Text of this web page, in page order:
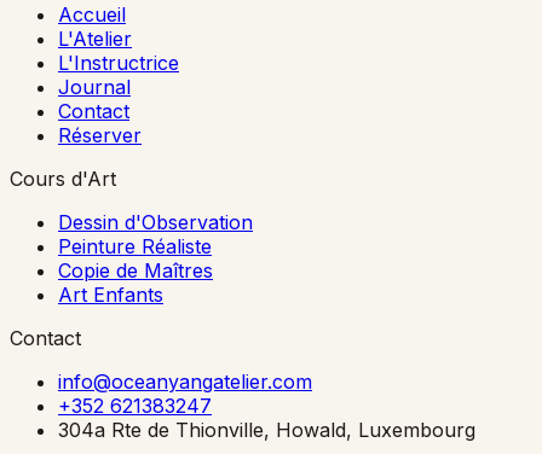
Accueil
L'Atelier
L'Instructrice
Journal
Contact
Réserver
Cours d'Art
Dessin d'Observation
Peinture Réaliste
Copie de Maîtres
Art Enfants
Contact
info@oceanyangatelier.com
+352 621383247
304a Rte de Thionville, Howald, Luxembourg